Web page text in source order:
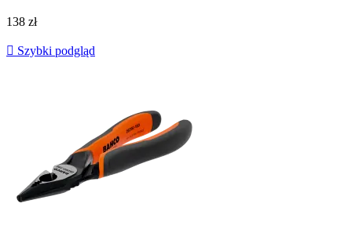
138 zł
 Szybki podgląd